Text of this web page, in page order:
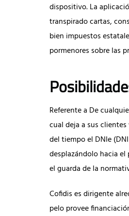
dispositivo. La
transpirado cartas,
bien impuestos
pormenores sobre las
Referente a De
cual deja a sus
del tiempo el DNIe
desplazándolo hacia
el guarda de la
Cofidis es dirigente
pelo provee